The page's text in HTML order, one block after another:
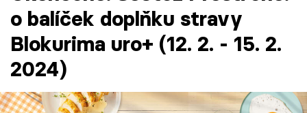
Témata
Recepty
o balíček doplňku stravy
Blokurima uro+ (12. 2. - 15. 2.
2024)